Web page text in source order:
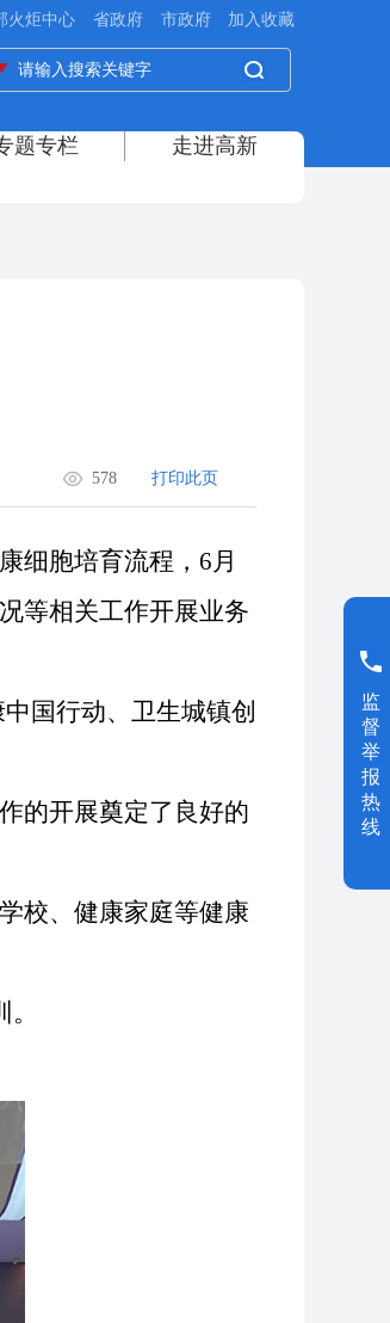
578 打印此页
细胞培育流程， 6月
等相关工作开展业务
国行动、卫生城镇创
的开展奠定了良好的
校、健康家庭等健康
监
督
举
报
热
线